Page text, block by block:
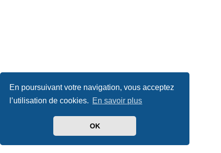
En poursuivant votre navigation, vous acceptez
l’utilisation de cookies. En savoir plus
OK